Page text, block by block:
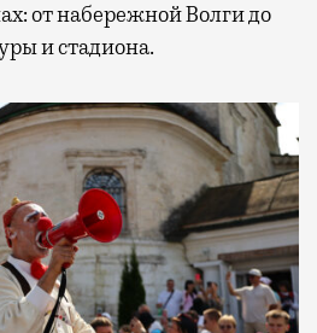
от набережной Волги до
и стадиона.